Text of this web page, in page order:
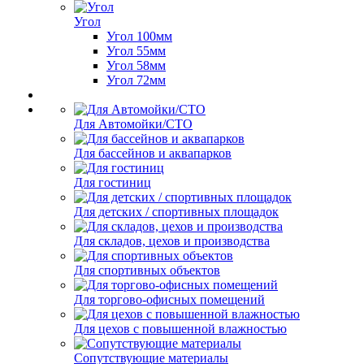
Угол
Угол 100мм
Угол 55мм
Угол 58мм
Угол 72мм
Для Автомойки/СТО
Для бассейнов и аквапарков
Для гостиниц
Для детских / спортивных площадок
Для складов, цехов и производства
Для спортивных объектов
Для торгово-офисных помещений
Для цехов с повышенной влажностью
Сопутствующие материалы